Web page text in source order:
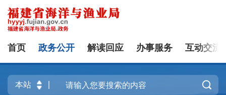
首页 政务公开 解读回应 办事服务 互动交流
